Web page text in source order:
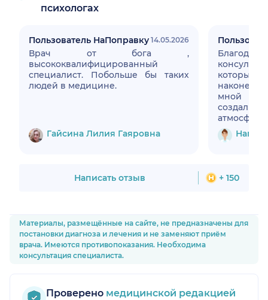
психологах
Пользователь НаПоправку 14.05.2026
Врач от бога ,
высококвалифицированный
специалист. Побольше бы таких
людей в медицине.
Гайсина Лилия Гаяровна
которым
наконец
мной
создали
атмосферу
Написать отзыв + 150
Материалы, размещённые на сайте, не предназначены для
постановки диагноза и лечения и не заменяют приём
врача. Имеются противопоказания. Необходима
консультация специалиста.
Проверено медицинской редакцией